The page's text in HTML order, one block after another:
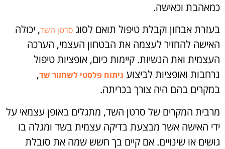
כמאהבת וכאישה.
בעזרת אבחון וקבלת טיפול תואם לסוג סרטן השד, יכולה
האישה להחזיר לעצמה את הבטחון העצמי, הערכה
העצמית ואת הנשיות. קיימות כיום, אופציות טיפול
נרחבות ואופציות לביצוע ניתוח פלסטי לשחזור שד,
במקרים בהם היה צורך בכריתה.
מרבית המקרים של סרטן השד, מתגלים באופן עצמאי על
ידי האישה אשר מבצעת בדיקה עצמית בשד ומגלה בו
גושים או שינויים. אם קיים בך חשש שמה את סובלת